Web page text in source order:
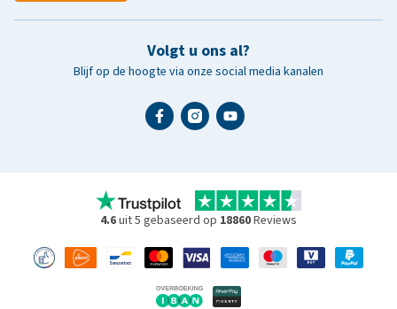
Volgt u ons al?
Blijf op de hoogte via onze social media kanalen
4.6uit 5 gebaseerd op 18860Reviews